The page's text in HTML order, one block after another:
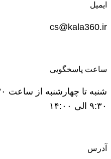
ایمیل
cs@kala360.ir
ساعت پاسخگویی
۹:۳۰ الی ۱۴:۰۰
آدرس